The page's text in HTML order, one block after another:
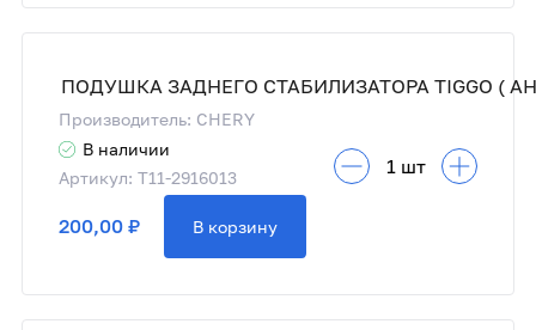
Производитель: CHERY
В наличии
Артикул: T11-2916013
200,00 ₽ В корзину